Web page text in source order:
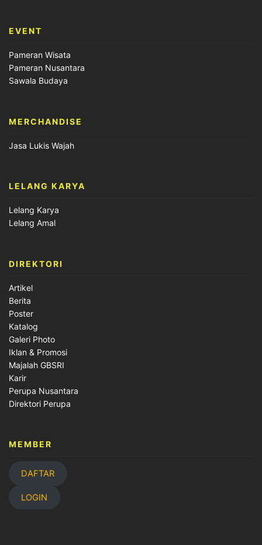
EVENT
Pameran Wisata
Pameran Nusantara
Sawala Budaya
MERCHANDISE
Jasa Lukis Wajah
LELANG KARYA
Lelang Karya
Lelang Amal
DIREKTORI
Artikel
Berita
Poster
Katalog
Galeri Photo
Iklan & Promosi
Majalah GBSRI
Karir
Perupa Nusantara
Direktori Perupa
MEMBER
DAFTAR
LOGIN